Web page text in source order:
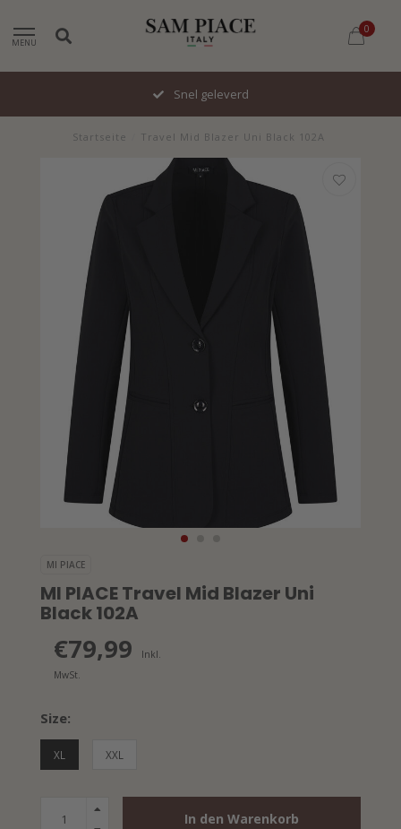
MENU
0
Snel geleverd
Startseite Travel Mid Blazer Uni Black 102A
MI PIACE
MI PIACE Travel Mid Blazer Uni
Black 102A
€79,99
Inkl.
MwSt.
Size:
XL XXL
In den Warenkorb